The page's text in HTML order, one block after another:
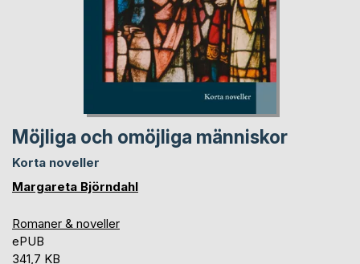
Möjliga och omöjliga människor
Korta noveller
Margareta Björndahl
Romaner & noveller
ePUB
341,7 KB